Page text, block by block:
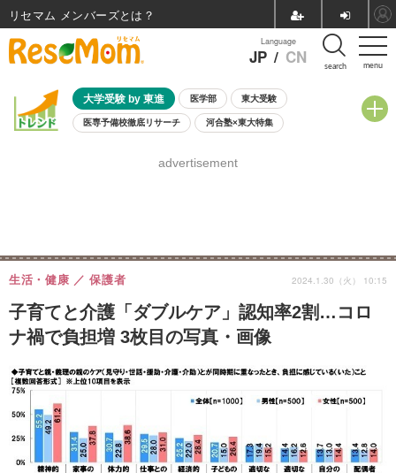
menu
Language
JP / CN search
大学受験 by 東進 医学部 東大受験
医専予備校徹底リサーチ 河合塾×東大特集
8月開催学校説明会・相談会
advertisement
子育てと介護「ダブルケア」認知率2割…コロ
ナ禍で負担増 3枚目の写真・画像
生活・健康 保護者 2024.1.30（火） 10:15
リセマム メンバーズ